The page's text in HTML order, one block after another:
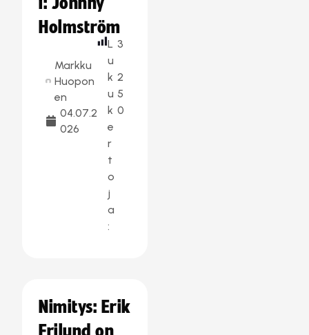
Holmström
Markku
Huopon
en
04.07.2
026
L
u
k
u
k
e
r
t
o
j
a
:
3
2
5
0
Nimitys: Erik